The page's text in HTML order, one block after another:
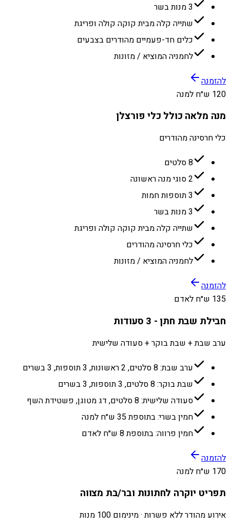
3 מנות בשר
שתייה קלה מבית קוקה קולה ופריגת
כלים חד-פעמיים מהודרים בצבעים
לחמניה המוציא / מזונות
להזמנה
120 ש״ח למנה
מנה מלאה כולל כלי פורצלן
כלי חרסינה מהודרים
8 סלטים
2 סוגי מנה ראשונה
3 תוספות חמות
3 מנות בשר
שתייה קלה מבית קוקה קולה ופריגת
כלי חרסינה מהודרים
לחמניה המוציא / מזונות
להזמנה
135 ש״ח לאדם
חבילת שבת חתן - 3 סעודות
ערב שבת + שבת בוקר + סעודה שלישית
ערב שבת: 8 סלטים, 2 ראשונות, 3 תוספות, 3 בשרים
שבת בוקר: 8 סלטים, 3 תוספות, 3 בשרים
סעודה שלישית: 8 סלטים, דג מטוגן, פשטידת השף
חמין בשרי: בתוספת 35 ש״ח למנה
חמין פרווה: בתוספת 8 ש״ח לאדם
להזמנה
170 ש״ח למנה
תפריט יוקרה לחתונות ובר/בת מצווה
אירוע מהודר ללא פשרות · מינימום 100 מנות